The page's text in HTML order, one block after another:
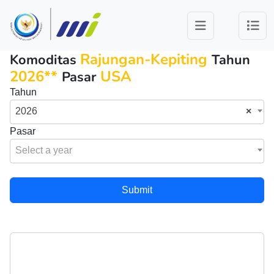
Komoditas Rajungan-Kepiting Tahun
2026** Pasar USA
Tahun
×
2026
Pasar
Select a year
Submit